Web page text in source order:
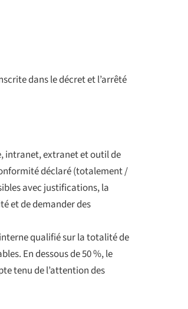
dans le décret et l’arrêté
intranet, extranet et outil de
déclaré (totalement /
avec justifications, la
et de demander des
qualifié sur la totalité de
En dessous de 50 %, le
tenu de l’attention des